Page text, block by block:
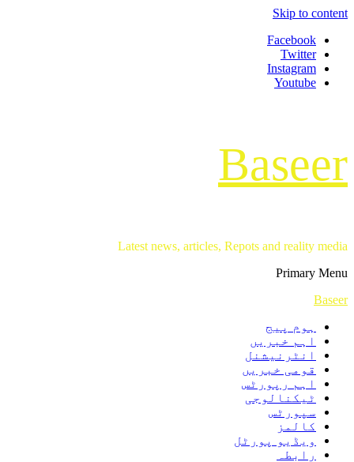
Skip to content
Facebook
Twitter
Instagram
Youtube
Baseer
Latest news, articles, Repots and reality media
Primary Menu
Baseer
ہوم پیج
اہم خبریں
انٹرنیشنل
قومی خبریں
اہم رپورٹس
ٹیکنالوجی
سپورٹس
کالمز
ویڈیو پورٹل
رابطہ